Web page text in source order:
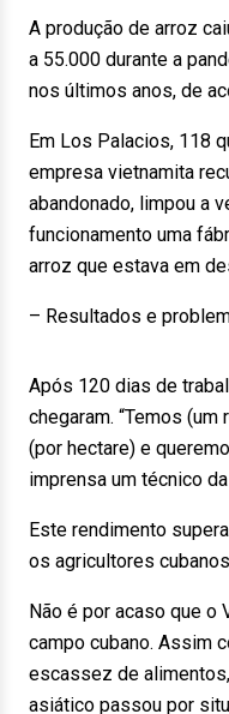
A produção de arroz
a 55.000 durante a
nos últimos anos, de
Em Los Palacios, 118
empresa vietnamita
abandonado, limpou a
funcionamento uma
arroz que estava em
– Resultados e
Após 120 dias de
chegaram. “Temos
(por hectare) e
imprensa um técnico
Este rendimento
os agricultores
Não é por acaso que o
campo cubano. Assim
escassez de
asiático passou por